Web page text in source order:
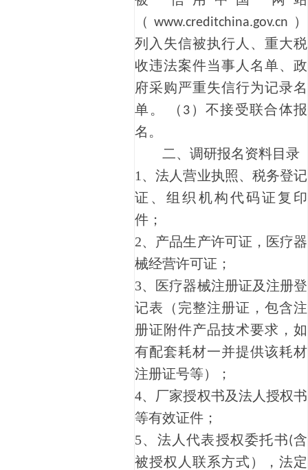
（www.creditchina.gov.cn ）
列入失信被执行人、重大税
收违法案件当事人名单、政
府采购严重失信行为记录名
单。 （ 3 ）不接受联合体报
名。
二、调研报名资料目录
1、法人营业执照、税务登记
证、组织机构代码证复印
件；
2、 产品生产许可证，医疗器
械经营许可证；
3、
医疗器械注册证及注册登
记表（完整注册证，包含注
册证附件产品技术要求，如
有配套耗材一并提供该耗材
注册证号等）；
4、 厂家授权书及法人授权书
等有效证件；
5、 法人代表授权委托书(含
被授权人联系方式），法定